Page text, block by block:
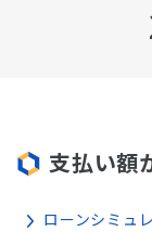
支払い額
ローンシミュ